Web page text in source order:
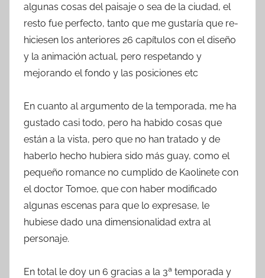
algunas cosas del paisaje o sea de la ciudad, el
resto fue perfecto, tanto que me gustaría que re-
hiciesen los anteriores 26 capítulos con el diseño
y la animación actual, pero respetando y
mejorando el fondo y las posiciones etc
En cuanto al argumento de la temporada, me ha
gustado casi todo, pero ha habido cosas que
están a la vista, pero que no han tratado y de
haberlo hecho hubiera sido más guay, como el
pequeño romance no cumplido de Kaolinete con
el doctor Tomoe, que con haber modificado
algunas escenas para que lo expresase, le
hubiese dado una dimensionalidad extra al
personaje.
En total le doy un 6 gracias a la 3ª temporada y